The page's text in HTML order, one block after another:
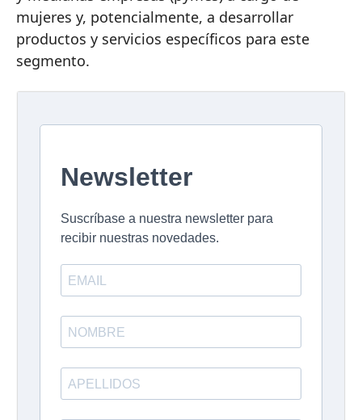
mujeres y, potencialmente, a desarrollar
productos y servicios específicos para este
segmento.